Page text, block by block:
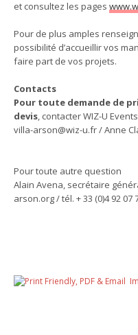
et consultez les pages
Pour de plus amples
possibilité d’accueillir vos
faire part de vos projets.
Contacts
Pour toute demande de
devis, contacter WIZ-U
villa-arson@wiz-u.fr / Anne
Pour toute autre question
Alain Avena, secrétaire
arson.org / tél. + 33 (0)4 92 07